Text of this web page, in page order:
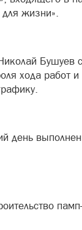
для жизни».
Бушуев
хода работ и
день